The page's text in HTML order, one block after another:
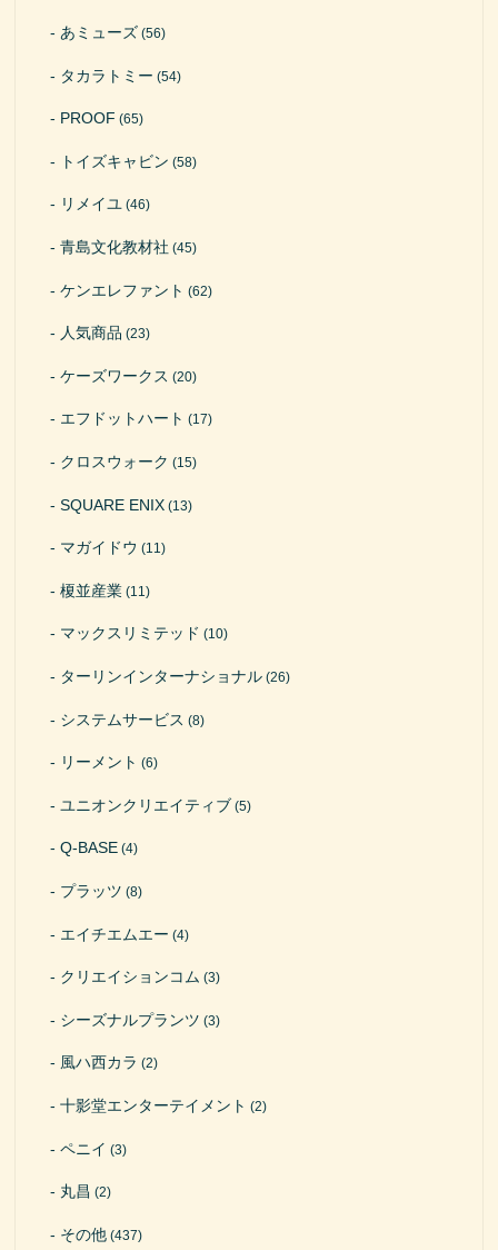
あミューズ (56)
タカラトミー (54)
PROOF (65)
トイズキャビン (58)
リメイユ (46)
青島文化教材社 (45)
ケンエレファント (62)
人気商品 (23)
ケーズワークス (20)
エフドットハート (17)
クロスウォーク (15)
SQUARE ENIX (13)
マガイドウ (11)
榎並産業 (11)
マックスリミテッド (10)
ターリンインターナショナル (26)
システムサービス (8)
リーメント (6)
ユニオンクリエイティブ (5)
Q-BASE (4)
プラッツ (8)
エイチエムエー (4)
クリエイションコム (3)
シーズナルプランツ (3)
風ハ西カラ (2)
十影堂エンターテイメント (2)
ペニイ (3)
丸昌 (2)
その他 (437)